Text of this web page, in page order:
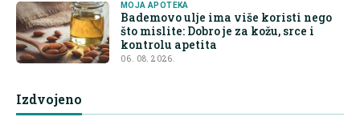
MOJA APOTEKA
Bademovo ulje ima više koristi nego
što mislite: Dobro je za kožu, srce i
kontrolu apetita
06. 08. 2026.
Izdvojeno